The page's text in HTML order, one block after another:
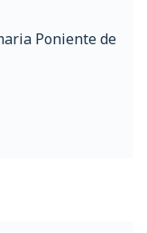
Poniente de